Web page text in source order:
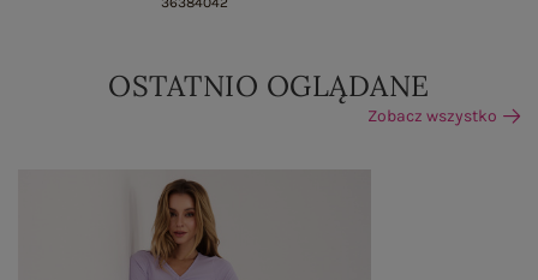
OSTATNIO OGLĄDANE
Zobacz wszystko